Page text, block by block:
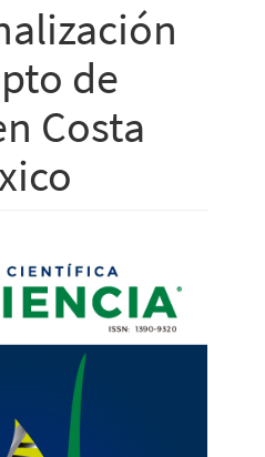
de
Costa